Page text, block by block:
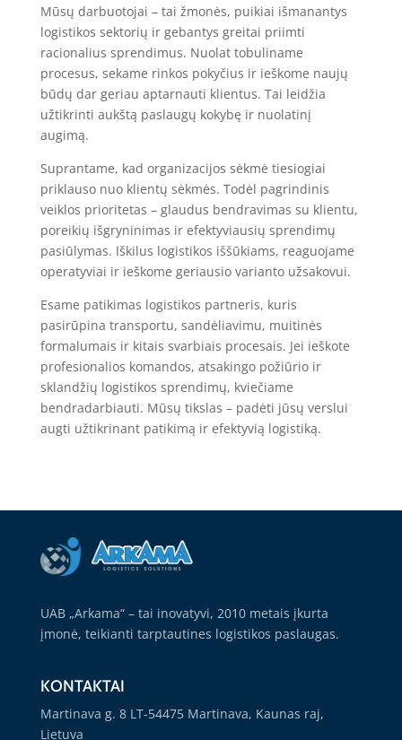
Mūsų darbuotojai – tai žmonės, puikiai išmanantys
logistikos sektorių ir gebantys greitai priimti
racionalius sprendimus. Nuolat tobuliname
procesus, sekame rinkos pokyčius ir ieškome naujų
būdų dar geriau aptarnauti klientus. Tai leidžia
užtikrinti aukštą paslaugų kokybę ir nuolatinį
augimą.
Suprantame, kad organizacijos sėkmė tiesiogiai
priklauso nuo klientų sėkmės. Todėl pagrindinis
veiklos prioritetas – glaudus bendravimas su klientu,
poreikių išgryninimas ir efektyviausių sprendimų
pasiūlymas. Iškilus logistikos iššūkiams, reaguojame
operatyviai ir ieškome geriausio varianto užsakovui.
Esame patikimas logistikos partneris, kuris
pasirūpina transportu, sandėliavimu, muitinės
formalumais ir kitais svarbiais procesais. Jei ieškote
profesionalios komandos, atsakingo požiūrio ir
sklandžių logistikos sprendimų, kviečiame
bendradarbiauti. Mūsų tikslas – padėti jūsų verslui
augti užtikrinant patikimą ir efektyvią logistiką.
UAB „Arkama“ – tai inovatyvi, 2010 metais įkurta
įmonė, teikianti tarptautines logistikos paslaugas.
KONTAKTAI
Martinava g. 8 LT-54475 Martinava, Kaunas raj,
Lietuva